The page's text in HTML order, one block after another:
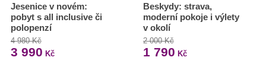
Jesenice v novém:
pobyt s all inclusive či
polopenzí
4 980 Kč
3 990 Kč
Beskydy: strava,
moderní pokoje i výlety
v okolí
2 000 Kč
1 790 Kč